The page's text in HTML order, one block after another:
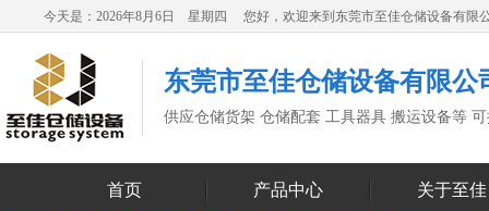
今天是：2026年8月6日 星期四 您好，欢迎来到东莞市至佳仓储设备有限
东莞市至佳仓储设备有限公
供应仓储货架 仓储配套 工具器具 搬运设备等
首页 产品中心 关于至佳